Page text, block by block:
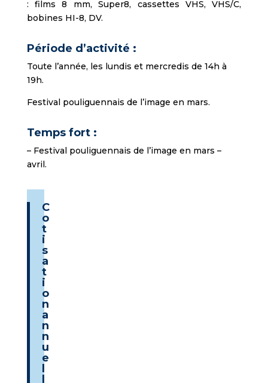
: films 8 mm, Super8, cassettes VHS, VHS/C,
bobines HI-8, DV.
Période d’activité :
Toute l’année, les lundis et mercredis de 14h à
19h.
Festival pouliguennais de l’image en mars.
Temps fort :
– Festival pouliguennais de l’image en mars –
avril.
C
o
t
i
s
a
t
i
o
n
a
n
n
u
e